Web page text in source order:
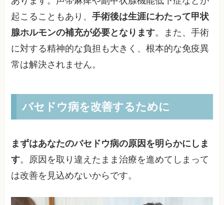
起こることもあり、手術後は生涯にわたって甲状
腺ホルモンの補充が必要となります。また、手術
に対する精神的な負担も大きく、根本的な免疫異
常は解決されません。
バセドウ病を改善するために
まずはあなたのバセドウ病の原因を明らかにしま
す。原因を取り違えたまま治療を進めてしまって
は改善を見込めないからです。